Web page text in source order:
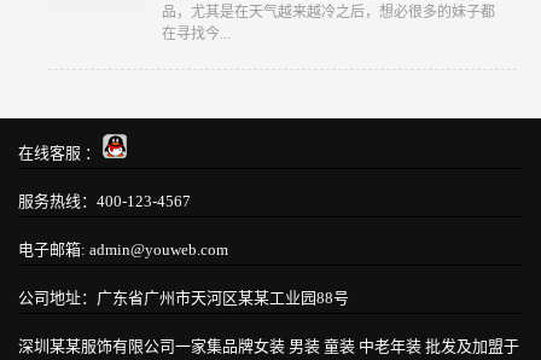
品，尤其是在天气越来越冷之后，想必很多的妹子都
在寻找今...
在线客服 ：
服务热线：400-123-4567
电子邮箱: admin@youweb.com
公司地址：广东省广州市天河区某某工业园88号
深圳某某服饰有限公司一家集品牌女装 男装 童装 中老年装 批发及加盟于